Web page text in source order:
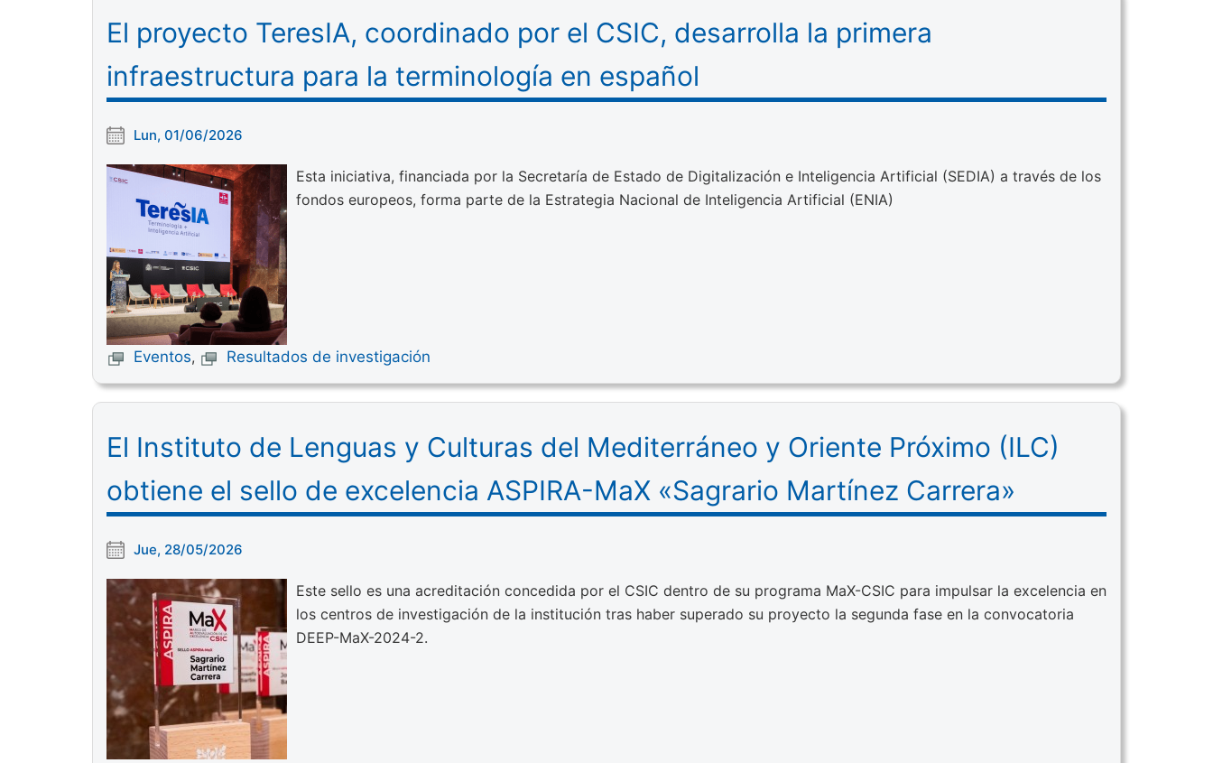
El proyecto TeresIA, coordinado por el CSIC, desarrolla la primera
infraestructura para la terminología en español
Lun, 01/06/2026
Esta iniciativa, financiada por la Secretaría de Estado de Digitalización e Inteligencia Artificial (SEDIA) a través de los
fondos europeos, forma parte de la Estrategia Nacional de Inteligencia Artificial (ENIA)
Eventos, Resultados de investigación
El Instituto de Lenguas y Culturas del Mediterráneo y Oriente Próximo (ILC)
obtiene el sello de excelencia ASPIRA-MaX «Sagrario Martínez Carrera»
Jue, 28/05/2026
Este sello es una acreditación concedida por el CSIC dentro de su programa MaX-CSIC para impulsar la excelencia en
los centros de investigación de la institución tras haber superado su proyecto la segunda fase en la convocatoria
DEEP-MaX-2024-2.